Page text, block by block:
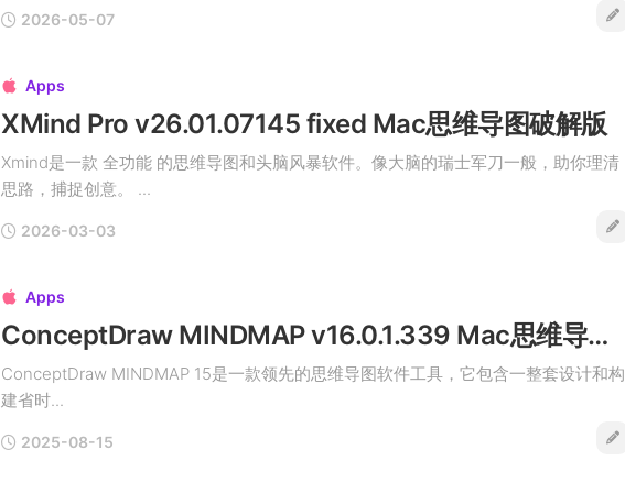
2026-05-07
 Apps
XMind Pro v26.01.07145 fixed Mac思维导图破解版
Xmind是一款 全功能 的思维导图和头脑风暴软件。像大脑的瑞士军刀一般，助你理清
思路，捕捉创意。 ...
2026-03-03
 Apps
ConceptDraw MINDMAP v16.0.1.339 Mac思维导图破解版
ConceptDraw MINDMAP 15是一款领先的思维导图软件工具，它包含一整套设计和构
建省时...
2025-08-15